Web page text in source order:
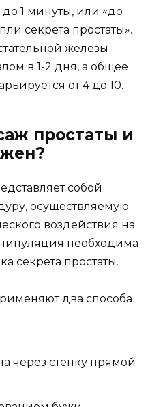
1 минуты, или «до
секрета простаты».
железы
в 1-2 дня, а общее
от 4 до 10.
простаты и
собой
осуществляемую
воздействия на
необходима
секрета простаты.
два способа
через стенку прямой